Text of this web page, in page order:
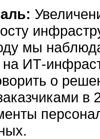
мы
на ИТ-
о